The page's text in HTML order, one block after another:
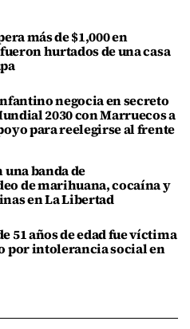
más de $1,000 en
hurtados de una casa
negocia en secreto
2030 con Marruecos a
para reelegirse al frente
banda de
de marihuana, cocaína y
en La Libertad
51 años de edad fue víctima
por intolerancia social en